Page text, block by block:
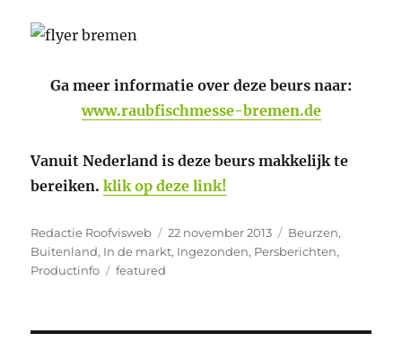
Ga meer informatie over deze beurs naar:
www.raubfischmesse-bremen.de
Vanuit Nederland is deze beurs makkelijk te
bereiken.klik op deze link!
Auteur
Redactie Roofvisweb
Geplaatst
op
22 november 2013 Categorieën
Beurzen,
Buitenland, In de markt, Ingezonden, Persberichten,
Productinfo
Tags
featured